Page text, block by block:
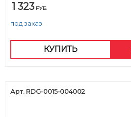
1 323 РУБ.
под заказ
КУПИТЬ
Арт. RDG-0015-004002